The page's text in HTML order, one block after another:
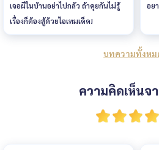
เจอผีในบ้านอย่าไปกลัว ถ้าคุยกันไม่รู้
เรื่องก็ต้องสู้ด้วยไอเทมเด็ด!
อย
บทความทั้งหม
ความคิดเห็นจ